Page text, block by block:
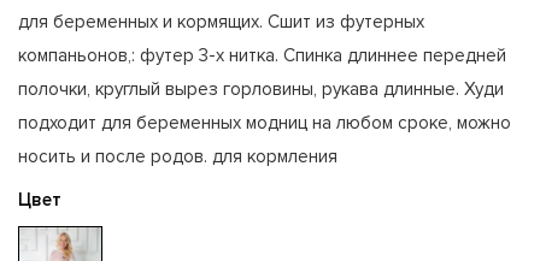
для беременных и кормящих. Сшит из футерных
компаньонов,: футер 3-х нитка. Спинка длиннее передней
полочки, круглый вырез горловины, рукава длинные. Худи
подходит для беременных модниц на любом сроке, можно
носить и после родов. для кормления
Цвет